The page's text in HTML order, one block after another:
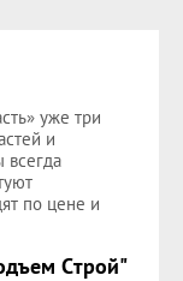
уже три
и
по цене и
Строй"